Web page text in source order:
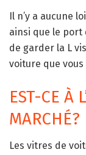
Il n’y a aucune
ainsi que le port
de garder la L
voiture que
EST-CE À
MARCHÉ?
Les vitres de